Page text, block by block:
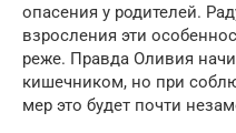
опасения у родителей.
взросления эти
реже. Правда Оливия
кишечником, но при
мер это будет почти